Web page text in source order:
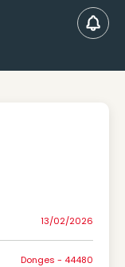
13/02/2026
Donges - 44480